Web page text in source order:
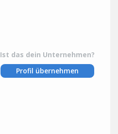
Ist das dein Unternehmen?
Profil übernehmen